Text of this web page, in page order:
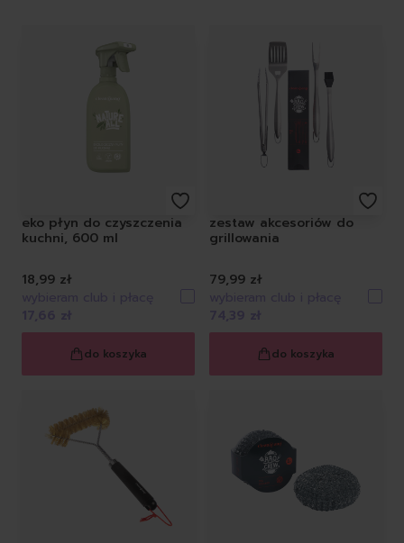
eko płyn do czyszczenia
kuchni, 600 ml
18,99 zł
do koszyka
zestaw akcesoriów do
grillowania
79,99 zł
do koszyka